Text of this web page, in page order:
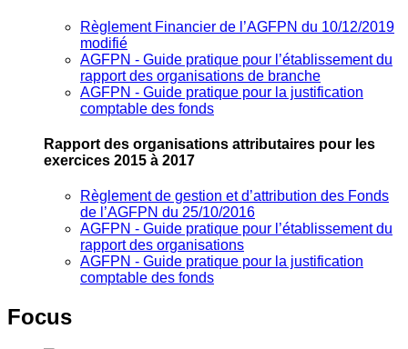
Règlement Financier de l’AGFPN du 10/12/2019
modifié
AGFPN ‐ Guide pratique pour l’établissement du
rapport des organisations de branche
AGFPN ‐ Guide pratique pour la justification
comptable des fonds
Rapport des organisations attributaires pour les
exercices 2015 à 2017
Règlement de gestion et d’attribution des Fonds
de l’AGFPN du 25/10/2016
AGFPN ‐ Guide pratique pour l’établissement du
rapport des organisations
AGFPN ‐ Guide pratique pour la justification
comptable des fonds
Focus